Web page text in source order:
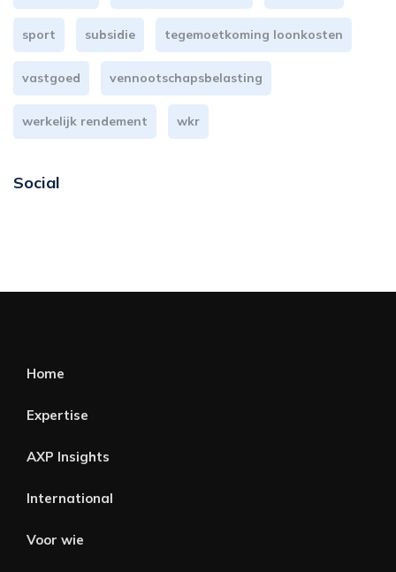
sport subsidie tegemoetkoming loonkosten
vastgoed vennootschapsbelasting
werkelijk rendement wkr
Social
Home
Expertise
AXP Insights
International
Voor wie